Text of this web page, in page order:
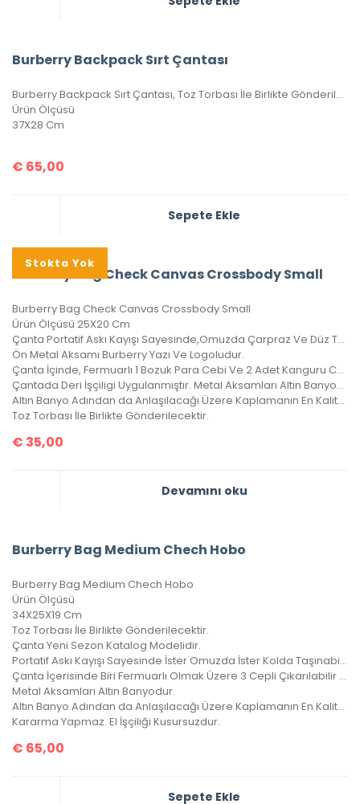
Burberry Backpack Sırt Çantası
Burberry Backpack Sırt Çantası, Toz Torbası İle Birlikte Gönderilecektir.
Ürün Ölçüsü
37X28 Cm
€ 65,00
Sepete Ekle
Stokta Yok
Burberry Bag Check Canvas Crossbody Small
Burberry Bag Check Canvas Crossbody Small
Ürün Ölçüsü 25X20 Cm
Çanta Portatif Askı Kayışı Sayesinde,Omuzda Çarpraz Ve Düz Taşınabilir.
Ön Metal Aksamı Burberry Yazı Ve Logoludur.
Çanta İçinde, Fermuarlı 1 Bozuk Para Cebi Ve 2 Adet Kanguru Cebi Vardır.
Çantada Deri İşçiligi Uygulanmıştır. Metal Aksamları Altın Banyodur.
Altın Banyo Adından da Anlaşılacağı Üzere Kaplamanın En Kaliteli Olanıdır, Kararma Yapmaz.
Toz Torbası İle Birlikte Gönderilecektir.
€ 35,00
Devamını oku
Burberry Bag Medium Chech Hobo
Burberry Bag Medium Chech Hobo
Ürün Ölçüsü
34X25X19 Cm
Toz Torbası İle Birlikte Gönderilecektir.
Çanta Yeni Sezon Katalog Modelidir.
Portatif Askı Kayışı Sayesinde İster Omuzda İster Kolda Taşınabilir.
Çanta İçerisinde Biri Fermuarlı Olmak Üzere 3 Cepli Çıkarılabilir Cüzdanı Vardır.
Metal Aksamları Altın Banyodur.
Altın Banyo Adından da Anlaşılacağı Üzere Kaplamanın En Kaliteli Olanıdır.
Kararma Yapmaz. El İşçiliği Kusursuzdur.
€ 65,00
Sepete Ekle